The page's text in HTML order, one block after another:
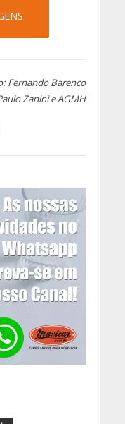
Fernando Barenco
Zanini e AGMH